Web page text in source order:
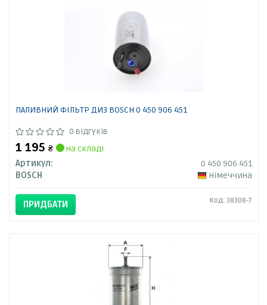
ПАЛИВНИЙ ФІЛЬТР ДИЗ BOSCH 0 450 906 451
0 відгуків
1 195 ₴
на складі
Артикул:
0 450 906 451
BOSCH
Німеччина
ПРИДБАТИ Код: 38308-7